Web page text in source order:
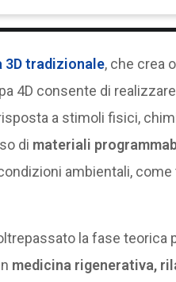
3D tradizionale, che crea
4D consente di
a stimoli fisici,
di materiali
ambientali, come
la fase
medicina rigenerativa,